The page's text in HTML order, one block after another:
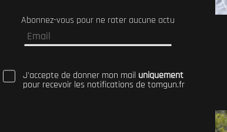
Abonnez-vous pour ne rater aucune actu
J'accepte de donner mon mail uniquement
pour recevoir les notifications de tomgun.fr